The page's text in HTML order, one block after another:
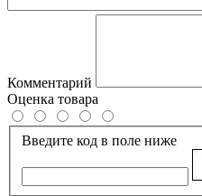
Комментарий
Оценка товара
Введите код в поле ниже